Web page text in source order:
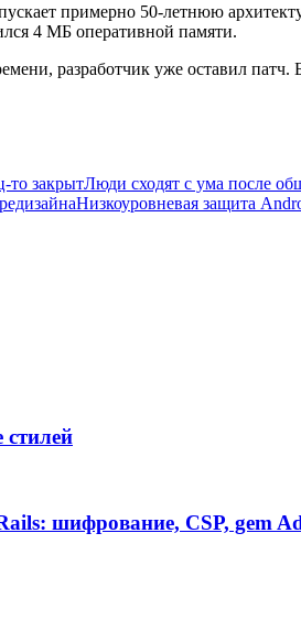
примерно 50-летнюю
4 МБ оперативной памяти.
разработчик уже оставил
то закрытЛюди сходят с ума после
Низкоуровневая защита
стилей
шифрование, CSP, gem